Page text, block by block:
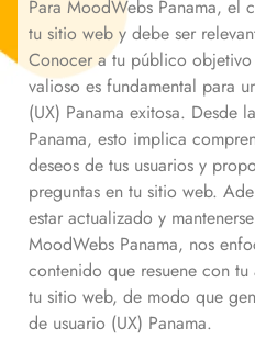
Para MoodWebs Panama, el
tu sitio web y debe ser
Conocer a tu público
valioso es fundamental para
(UX) Panama exitosa. Desde
Panama, esto implica
deseos de tus usuarios y
preguntas en tu sitio web.
estar actualizado y
MoodWebs Panama, nos
contenido que resuene con
tu sitio web, de modo que
de usuario (UX) Panama.